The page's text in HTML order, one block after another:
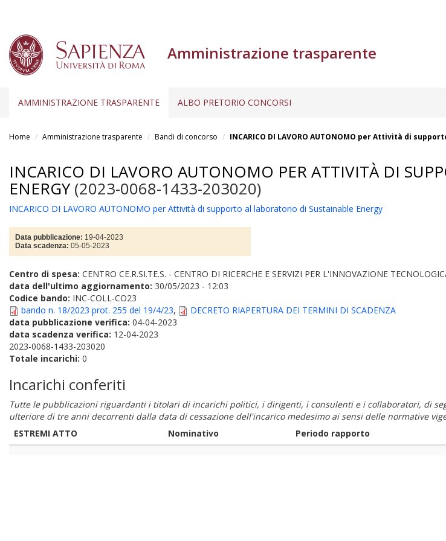
Amministrazione trasparente
AMMINISTRAZIONE TRASPARENTE ALBO PRETORIO CONCORSI
Home Amministrazione trasparente Bandi di concorso INCARICO DI LAVORO AUTONOMO per Attività di
INCARICO DI LAVORO AUTONOMO PER ATTIVITÀ DI
ENERGY(2023-0068-1433-203020)
INCARICO DI LAVORO AUTONOMO per Attività di supporto al laboratorio di Sustainable Energy
Data pubblicazione: 19-04-2023
Data scadenza: 05-05-2023
Centro di spesa: CENTRO CE.R.SI.TE.S. - CENTRO DI RICERCHE E SERVIZI PER L'INNOVAZIONE
data dell'ultimo aggiornamento: 30/05/2023 - 12:03
Codice bando: INC-COLL-CO23
bando n. 18/2023 prot. 255 del 19/4/23,
DECRETO RIAPERTURA DEI TERMINI DI SCADENZA
data pubblicazione verifica: 04-04-2023
data scadenza verifica: 12-04-2023
2023-0068-1433-203020
Totale incarichi: 0
Incarichi conferiti
Tutte le pubblicazioni riguardanti i titolari di incarichi politici, i dirigenti, i consulenti e i collaboratori, di
ulteriore di tre anni decorrenti dalla data di cessazione dell'incarico medesimo ai sensi delle normative
ESTREMI ATTO
Nominativo Periodo rapporto